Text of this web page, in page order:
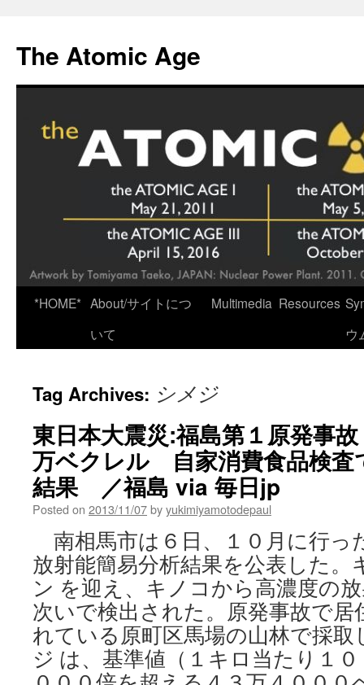
content
The Atomic Age
*HOME* About/サイトにつ
いて
Multimedia Resources
ウ
Tag Archives: シメジ
東日本大震災:福島第１原発事
万ベクレル 自家消費食品検査
結果 ／福島 via 毎日jp
Posted on 2013/11/07byyukimiyamotodepaul
南相馬市は６日、１０月に行っ
放射能簡易分析結果を公表した
ン を迎え、キノコから高濃度の
次いで検出された。原発事故で居
れている原町区馬場の山林で採
ジ は、基準値（１キロ当たり１